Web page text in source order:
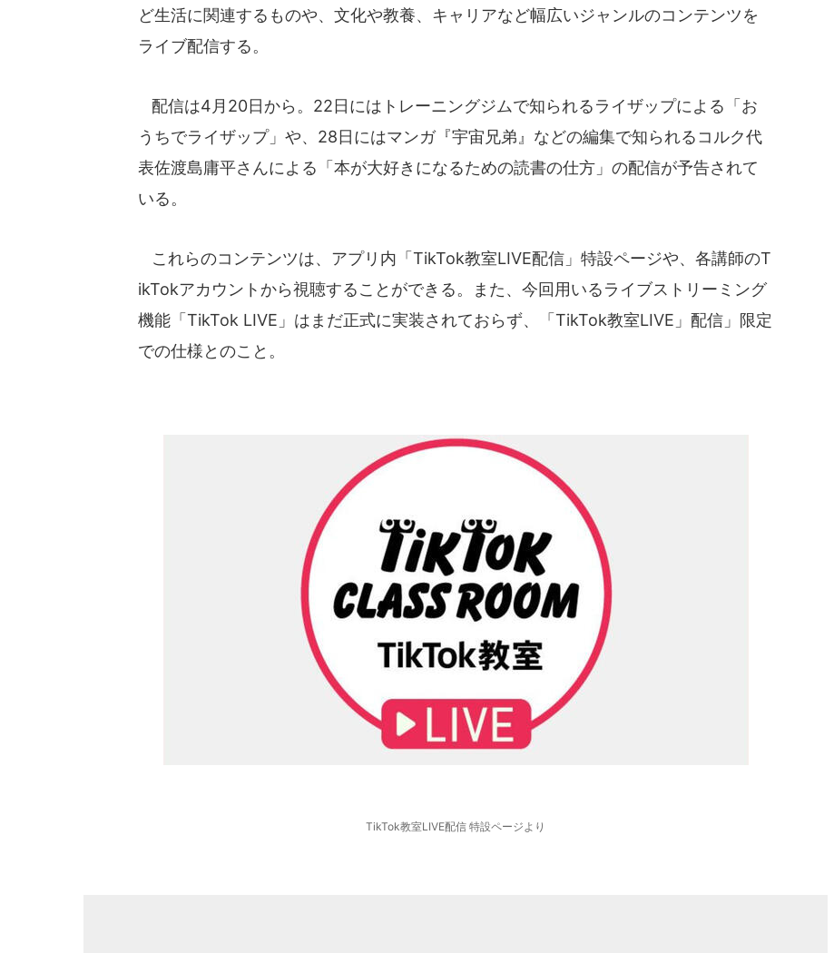
ど生活に関連するものや、文化や教養、キャリアなど幅広いジャンルのコンテンツを
ライブ配信する。
配信は4月20日から。22日にはトレーニングジムで知られるライザップによる「お
うちでライザップ」や、28日にはマンガ『宇宙兄弟』などの編集で知られるコルク代
表佐渡島庸平さんによる「本が大好きになるための読書の仕方」の配信が予告されて
いる。
これらのコンテンツは、アプリ内「TikTok教室LIVE配信」特設ページや、各講師のT
ikTokアカウントから視聴することができる。また、今回用いるライブストリーミング
機能「TikTok LIVE」はまだ正式に実装されておらず、「TikTok教室LIVE」配信」限定
での仕様とのこと。
TikTok教室LIVE配信 特設ページより